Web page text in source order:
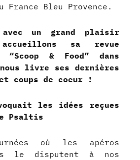
France Bleu Provence.
avec un grand plaisir
sa revue
“Scoop & Food” dans
livre ses dernières
coups de coeur !
les idées reçues
Psaltis
où les apéros
le disputent à nos